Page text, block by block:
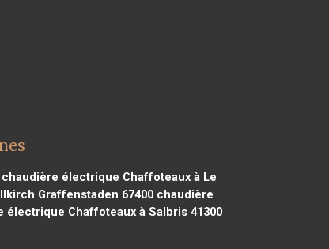
chaudière électrique Chaffoteaux à Le
Graffenstaden 67400chaudière
électrique Chaffoteaux à Salbris 41300